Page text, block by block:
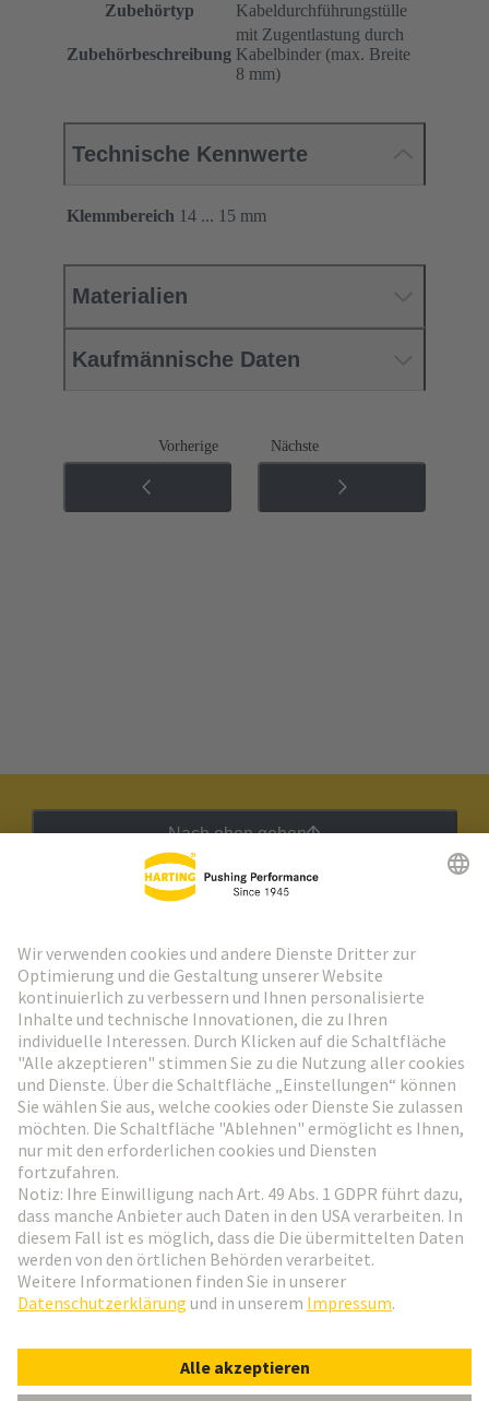
Zubehörtyp
Kabeldurchführungstülle
Zubehörbeschreibung
mit Zugentlastung durch
Kabelbinder (max. Breite
8 mm)
Technische Kennwerte
Klemmbereich 14 ... 15 mm
Materialien
Kaufmännische Daten
Vorherige Nächste
Nach oben gehen
Weiter zur Anmeldung
Social Media
Österreich Deutsch
© HARTING Technologiegruppe